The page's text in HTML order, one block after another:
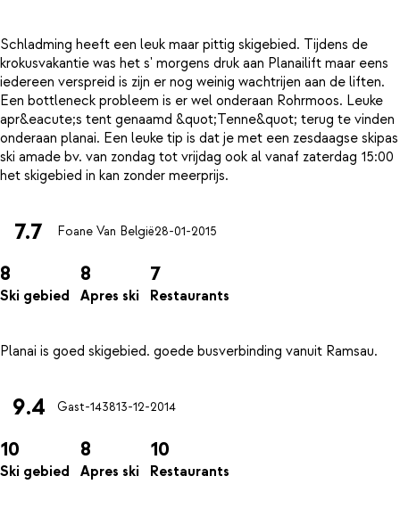
Schladming heeft een leuk maar pittig skigebied. Tijdens de
krokusvakantie was het s' morgens druk aan Planailift maar eens
iedereen verspreid is zijn er nog weinig wachtrijen aan de liften.
Een bottleneck probleem is er wel onderaan Rohrmoos. Leuke
apr&eacute;s tent genaamd &quot;Tenne&quot; terug te vinden
onderaan planai. Een leuke tip is dat je met een zesdaagse skipas
ski amade bv. van zondag tot vrijdag ook al vanaf zaterdag 15:00
7.7 Foane Van België28-01-2015
8
Ski gebied
8
Apres ski
7
Restaurants
9.4 Gast-143813-12-2014
10
Ski gebied
8
Apres ski
10
Restaurants